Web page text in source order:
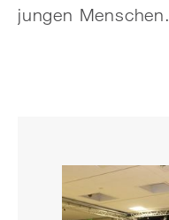
jungen Menschen.